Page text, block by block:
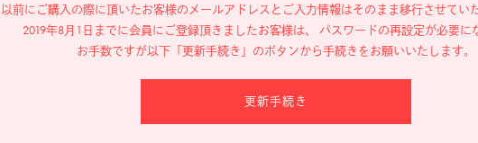
以前にご購入の際に頂いたお客様のメールアドレスと ご入力情報はそのまま移行させてい
2019年8月1日までに会員にご登録頂きましたお客様は、
パスワードの再設定が必要に
お手数ですが以下「更新手続き」のボタンから手続きをお願いいたします。
更新手続き